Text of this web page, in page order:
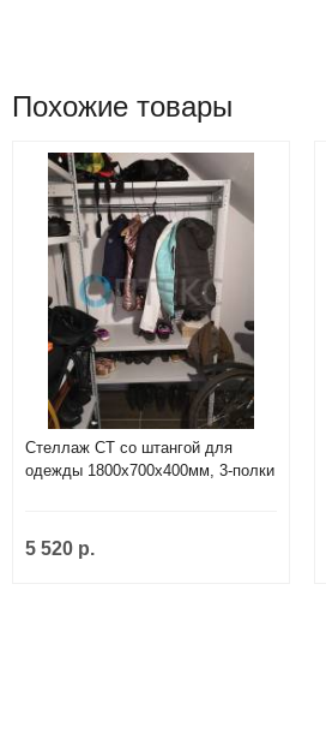
Похожие товары
Стеллаж СТ со штангой для
одежды 1800х700х400мм, 3-полки
5 520 р.